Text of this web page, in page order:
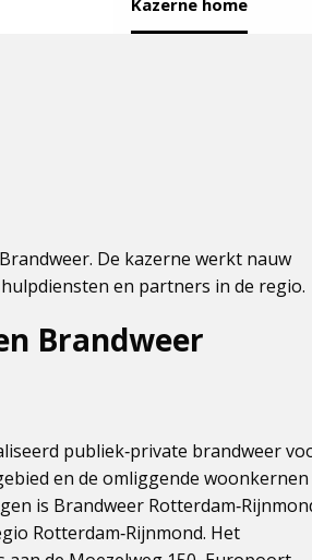
Kazerne home
De kazerne werkt nauw
en partners in de regio.
Brandweer
publiek‑private brandweer
en de omliggende woonkernen
is Brandweer
Rotterdam‑Rijnmond. Het